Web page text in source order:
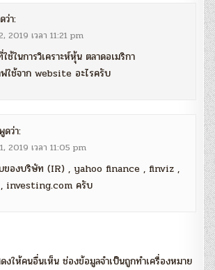
ว่า:
2019 เวลา 11:21 pm
ช้ในการวิเคราะห์หุ้น ตลาดอเมริกา
ใช้จาก website อะไรครับ
ดว่า:
2019 เวลา 11:05 pm
บของบริษัท (IR) , yahoo finance , finviz ,
investing.com ครับ
งให้คนอื่นเห็น ช่องข้อมูลจำเป็นถูกทำเครื่องหมาย